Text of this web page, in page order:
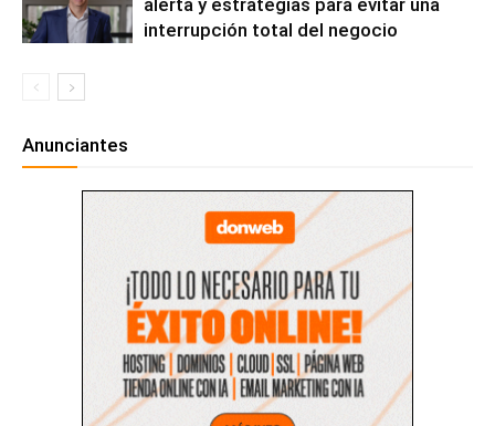
alerta y estrategias para evitar una
interrupción total del negocio
Anunciantes